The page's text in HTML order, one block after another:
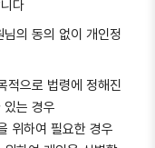
다
의 동의 없이 개인정
적으로 법령에 정해진
있는 경우
위하여 필요한 경우